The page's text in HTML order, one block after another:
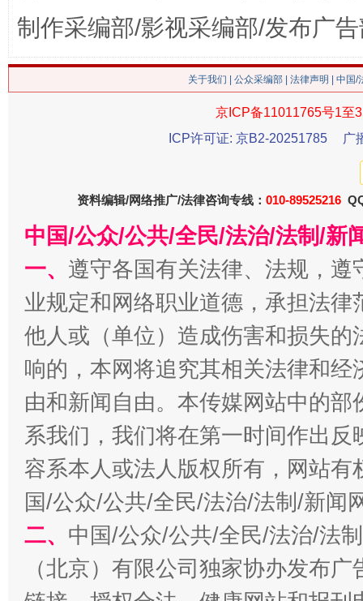
这是一记警钟！ 谢
在谋一域中谋全局
今
习近平的博鳌关键词
制作采编部/影视采编部/发布广
关于我们 公众采编部 法律声明 | 中国
京ICP备11011765号1至
ICP许可证: 京B2-20251785
广
资料编辑/网络推广/法律咨询专线： 010-89525216
中国/公众/公共/全民/法治/法制/新
一、 遵守各国有关法律、法规，
业规定和网络职业道德，承担法
他人或（单位）造成伤害和损失
响的，本网将追究其相关法律和
由和新闻自由。本传媒网站中的
系我们，我们将在第一时间作出
容系本人或法人版权所有，网站
国/公众/公共/全民/法治/法制/新闻
二、 中国/公众/公共/全民/法治/法
（北京）有限公司独家协办发布